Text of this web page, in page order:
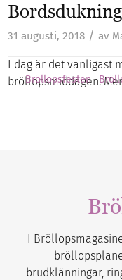
31 augusti, 2018 / av
I dag är det vanligast
bröllopsmiddagen.
Bröllopsfesten
I
brudklänningar,